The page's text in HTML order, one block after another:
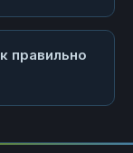
правильно